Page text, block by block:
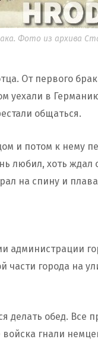
Фото из архива
От первого
уехали в
общаться.
и потом к нему
любил, хоть
на спину и
администрации
города на
делать обед. Все
войска гнали